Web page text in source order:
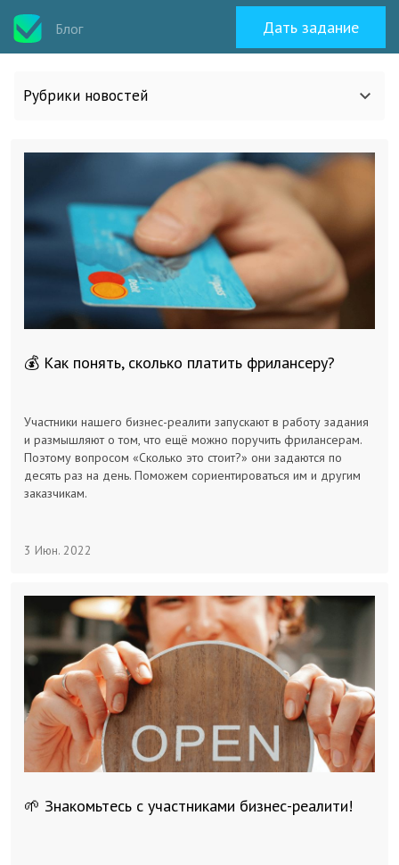
Блог Дать задание
Рубрики новостей
Все статьи
О work-zilla.com
Кейсы
Новости сервиса
Исполнителям
Заказчикам
Полезное
💰 Как понять, сколько платить фрилансеру?
Участники нашего бизнес-реалити запускают в работу задания
и размышляют о том, что ещё можно поручить фрилансерам.
Поэтому вопросом «Сколько это стоит?» они задаются по
десять раз на день. Поможем сориентироваться им и другим
заказчикам.
3 Июн. 2022
🌱 Знакомьтесь с участниками бизнес-реалити!